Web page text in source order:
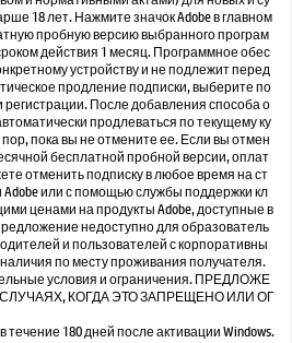
18 лет. Нажмите значок Adobe в главном
пробную версию выбранного програм
действия 1 месяц. Программное обес
устройству и не подлежит перед
продление подписки, выберите по
После добавления способа о
продлеваться по текущему ку
пока вы не отмените ее. Если вы отмен
бесплатной пробной версии, оплат
отменить подписку в любое время на ст
или с помощью службы поддержки кл
ценами на продукты Adobe, доступные в
недоступно для образователь
и пользователей с корпоративны
по месту проживания получателя.
условия и ограничения. ПРЕДЛОЖЕ
КОГДА ЭТО ЗАПРЕЩЕНО ИЛИ ОГ
180 дней после активации Windows.